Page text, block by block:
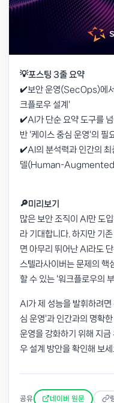
💡포스팅 3줄 요약
✔️보안 운영(SecOps)에서
크플로우 설계'
✔️AI가 단순 요약 도구를 넘
반 '케이스 중심 운영'의 필
✔️AI의 분석력과 인간의 최
델(Human-Augmented
🔎미리보기
많은 보안 조직이 AI만 도
라 기대합니다. 하지만 기
면 아무리 뛰어난 AI라도
스텔라사이버는 문제의 핵
할 수 있는 '워크플로우의
AI가 제 성능을 발휘하려면
심 운영'과 인간과의 명확
운영을 강화하기 위해 지
우 설계 방안을 확인해 보세
공유 네이버 원문